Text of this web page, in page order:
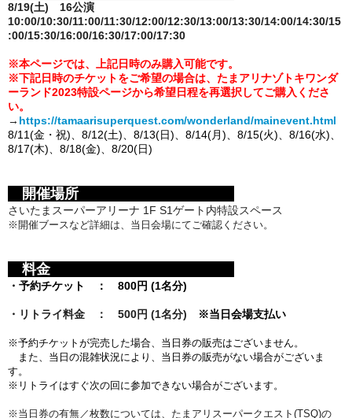
8/19(土) 16公演
10:00/10:30/11:00/11:30/12:00/12:30/13:00/13:30/14:00/14:30/15
:00/15:30/16:00/16:30/17:00/17:30
※本ページでは、上記日時のみ購入可能です。
※下記日時のチケットをご希望の場合は、たまアリナゾトキワンダ
ーランド2023特設ページから希望日程を再選択してご購入くださ
い。
→ https://tamaarisuperquest.com/wonderland/mainevent.html
8/11(金・祝)、 8/12(土)、8/13(日)、8/14(月)、 8/15(火)、 8/16(水)、
8/17(木)、8/18(金)、8/20(日)
開催場所
さいたまスーパーアリーナ 1F S1ゲート内特設スペース
※開催ブースなど詳細は、当日会場にてご確認ください。
料金
・予約チケット ： 800円 (1名分)
・リトライ料金 ： 500円 (1名分) ※当日会場支払い
※予約チケットが完売した場合、当日券の販売はございません。
また、 当日の混雑状況により、当日券の販売がない場合がございま
す。
※リトライはすぐ次の回に参加できない場合がございます。
※当日券の有無／枚数については、たまアリスーパークエスト(TSQ)の